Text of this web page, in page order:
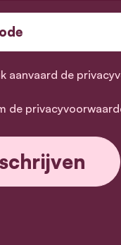
aanvaard de
de